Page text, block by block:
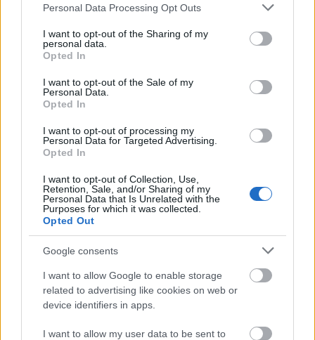
Please note that this website/app uses one or more Google
not limited to your visit or usage behaviour. You may click to
grant or deny consent to Google and its third-party tags to
use your data for below specified purposes in below Google
consent section.
Personal Data Processing Opt Outs
I want to opt-out of the Sharing of my
personal data.
Opted In
I want to opt-out of the Sale of my
Personal Data.
Opted In
I want to opt-out of processing my
Personal Data for Targeted Advertising.
Opted In
I want to opt-out of Collection, Use,
Retention, Sale, and/or Sharing of my
Personal Data that Is Unrelated with the
Purposes for which it was collected.
Opted Out
Google consents
I want to allow Google to enable storage
related to advertising like cookies on web or
device identifiers in apps.
I want to allow my user data to be sent to
AJÁNLJUK MÉG
MAGYAR ÉPÍTŐK
BKK KM Építő Kft. Főmterv Mérnöki Tervező Zrt.